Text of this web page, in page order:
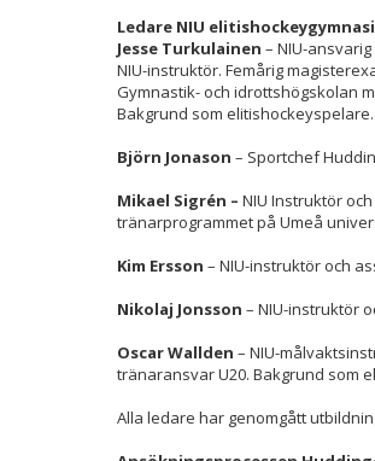
Ledare NIU
Jesse Turkulainen – NIU-
NIU-instruktör. Femårig
Gymnastik- och idrottshögskolan
Bakgrund som
Björn Jonason – Sportchef
Mikael Sigrén – NIU Instruktör
tränarprogrammet på Umeå
Kim Ersson – NIU-instruktör och
Nikolaj Jonsson – NIU-instruktör
Oscar Wallden – NIU-
tränaransvar U20. Bakgrund som
Alla ledare har genomgått